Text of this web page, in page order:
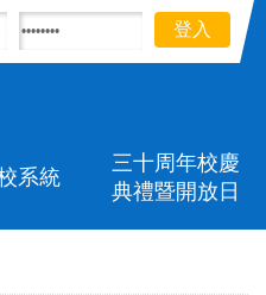
系統
三十周年校慶
典禮暨開放日